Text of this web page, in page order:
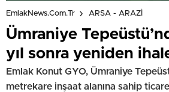
EmlakNews.com.tr ARSA - ARAZİ
Ümraniye
yıl sonra yeniden
Emlak Konut GYO, Ümraniye
metrekare inşaat alanına sahip